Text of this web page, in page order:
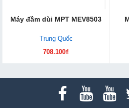
Máy đầm dùi MPT MEV8503
Trung Quốc
708.100₫